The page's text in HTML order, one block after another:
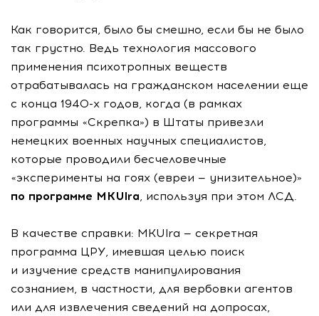
Как говорится, было бы смешно, если бы не было
так грустно. Ведь технология массового
применения психотропных веществ
отрабатывалась на гражданском населении еще
с конца 1940-х годов, когда (в рамках
программы «Скрепка») в Штаты привезли
немецких военных научных специалистов,
которые проводили бесчеловечные
«эксперименты на гоях (евреи — унизительное)»
по программе MKUlra, используя при этом ЛСД.
В качестве справки: MKUlra — секретная
программа ЦРУ, имевшая целью поиск
и изучение средств манипулирования
сознанием, в частности, для вербовки агентов
или для извлечения сведений на допросах,